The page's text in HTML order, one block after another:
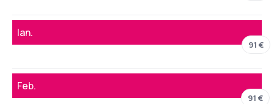
Ian.
91 €
Feb.
91 €